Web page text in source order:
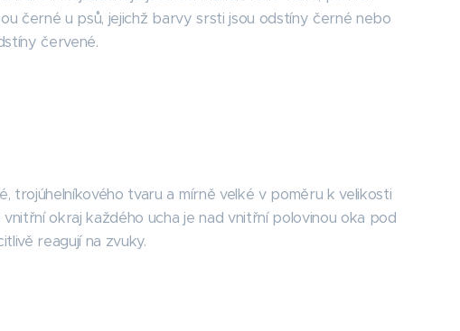
černé u psů, jejichž barvy srsti jsou odstíny černé nebo
červené.
trojúhelníkového tvaru a mírně velké v poměru k velikosti
okraj každého ucha je nad vnitřní polovinou oka pod
reagují na zvuky.